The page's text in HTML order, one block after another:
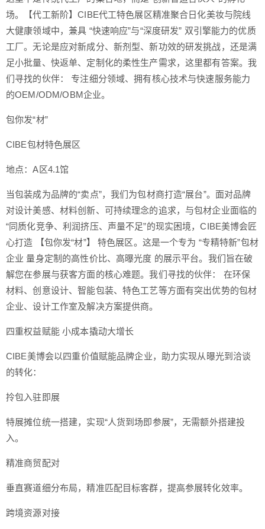
场。【代工新阶】CIBE代工特色展区精准聚合日化美妆与院线
大健康领域中，兼具 “快速响应”与“深度研发” 双引擎能力的优质
工厂。无论是应对新成分、新剂型、新功效的研发挑战，还是满
足小批量、快返单、定制化的柔性生产需求，这里都有答案。我
们寻找的伙伴： 专注细分领域、拥有核心技术与快速服务能力
的OEM/ODM/OBM企业。
包你发“材”
CIBE包材特色展区
地点：A区4.1馆
当包装成为品牌的“卖点”，我们为包材商打造“展台”。面对品牌
对设计美感、材料创新、可持续理念的追求，与包材企业面临的
“同质化竞争、利润挤压、声量不足”的现实困境，CIBE美博会匠
心打造 【包你发“材”】 特色展区。这是一个专为 “专精特新”包材
企业 量身定制的高性价比、高曝光度 的展示平台。我们旨在破
解您在参展与获客方面的核心难题。我们寻找的伙伴： 在环保
材料、创意设计、智能包装、特色工艺等方面有突出优势的包材
企业、设计工作室及解决方案提供商。
四重权益赋能 小成本撬动大增长
CIBE美博会以四重价值赋能品牌企业，助力实现从曝光到洽谈
的转化：
拎包入驻即展
特展摊位统一搭建，实现“人货到场即参展”，无需额外搭建投
入。
精准商贸配对
垂直赛道细分布局，精准匹配目标客群，提高参展转化效率。
跨境资源对接